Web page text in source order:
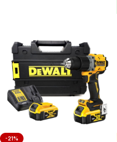
-21%